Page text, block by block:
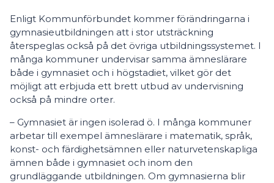
Enligt Kommunförbundet kommer förändringarna i
gymnasieutbildningen att i stor utsträckning
återspeglas också på det övriga utbildningssystemet. I
många kommuner undervisar samma ämneslärare
både i gymnasiet och i högstadiet, vilket gör det
möjligt att erbjuda ett brett utbud av undervisning
också på mindre orter.
– Gymnasiet är ingen isolerad ö. I många kommuner
arbetar till exempel ämneslärare i matematik, språk,
konst- och färdighetsämnen eller naturvetenskapliga
ämnen både i gymnasiet och inom den
grundläggande utbildningen. Om gymnasierna blir